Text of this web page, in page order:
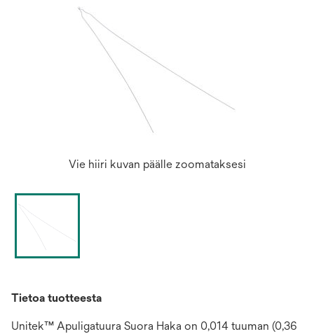
Vie hiiri kuvan päälle zoomataksesi
Tietoa tuotteesta
Unitek™ Apuligatuura Suora Haka on 0,014 tuuman (0,36